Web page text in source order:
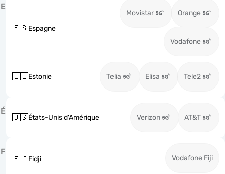
E
🇪🇸Espagne
Movistar Orange
Vodafone
🇪🇪Estonie Telia Elisa Tele2
É
🇺🇸États-Unis d'Amérique Verizon AT&T
F
🇫🇯Fidji Vodafone Fiji